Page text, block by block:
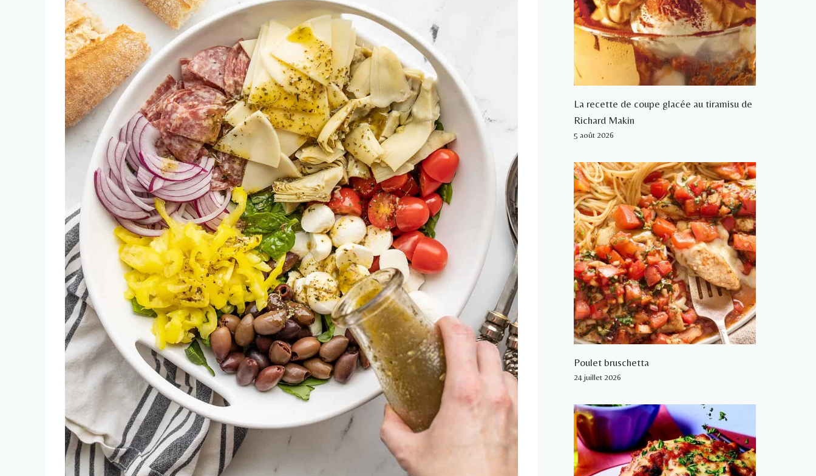
La recette de coupe glacée au tiramisu de
Richard Makin
5 août 2026
Poulet bruschetta
24 juillet 2026